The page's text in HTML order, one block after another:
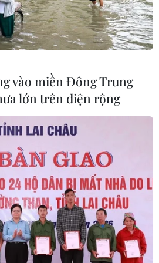
điểm nóng
miền Đông
mưa lớn trên
nhằm vào
Mỹ
vào miền Đông Trung
lớn trên diện rộng